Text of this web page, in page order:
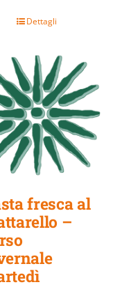
Dettagli
fresca al
–